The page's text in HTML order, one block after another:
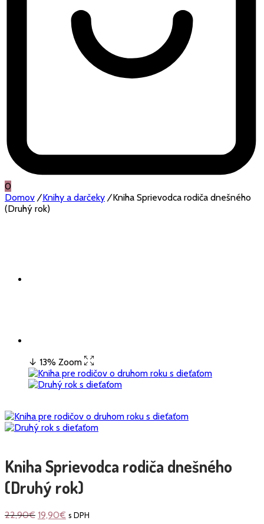
0
Domov / Knihy a darčeky /Kniha Sprievodca rodiča dnešného
(Druhý rok)
↓ 13% Zoom
Kniha Sprievodca rodiča dnešného
(Druhý rok)
22,90€ 19,90€ s DPH